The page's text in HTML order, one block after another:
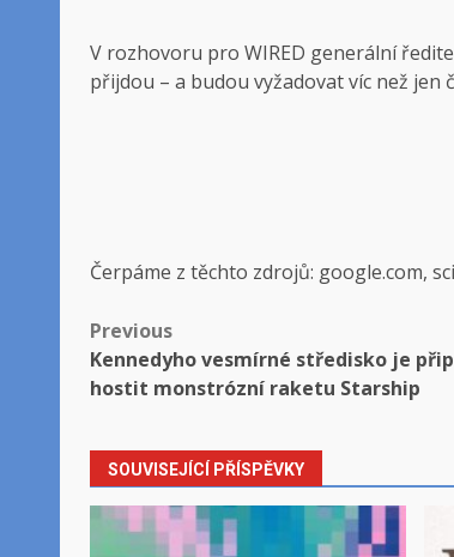
V rozhovoru pro WIRED generální
přijdou – a budou vyžadovat víc než jen
Čerpáme z těchto zdrojů: google.com,
Post
navigation
Previous
Kennedyho vesmírné středisko je
hostit monstrózní raketu Starship
SOUVISEJÍCÍ PŘÍSPĚVKY